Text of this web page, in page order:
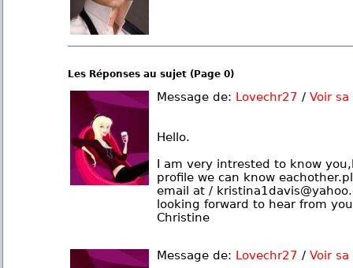
Les Réponses au sujet (Page 0)
Message de: Lovechr27 / Voir
Hello.
I am very intrested to know
profile we can know
email at /
looking forward to hear from
Christine
Message de: Lovechr27 / Voir